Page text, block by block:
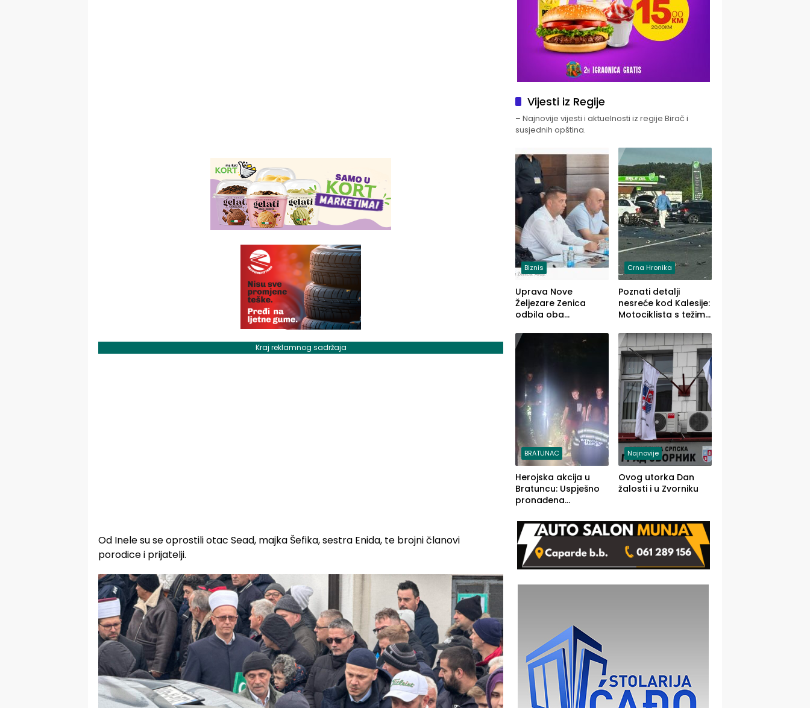
Kraj reklamnog sadržaja
Od Inele su se oprostili otac Sead, majka Šefika, sestra Enida, te brojni članovi
porodice i prijatelji.
Vijesti iz Regije
– Najnovije vijesti i aktuelnosti iz regije Birač i
susjednih opština.
Biznis
Uprava Nove
Željezare Zenica
odbila oba
FBiH: Ustrajni da je
stečaj jedino rješenje
Crna Hronika
Poznati detalji
nesreće kod Kalesije:
Motociklista s težim,
lakšim povredama
BRATUNAC
Herojska akcija u
Bratuncu: Uspješno
pronađena
a Ivanka Lazić,
rodom iz Kravice.
Najnovije
Ovog utorka Dan
žalosti i u Zvorniku